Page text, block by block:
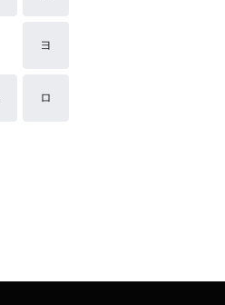
ヨ
ロ